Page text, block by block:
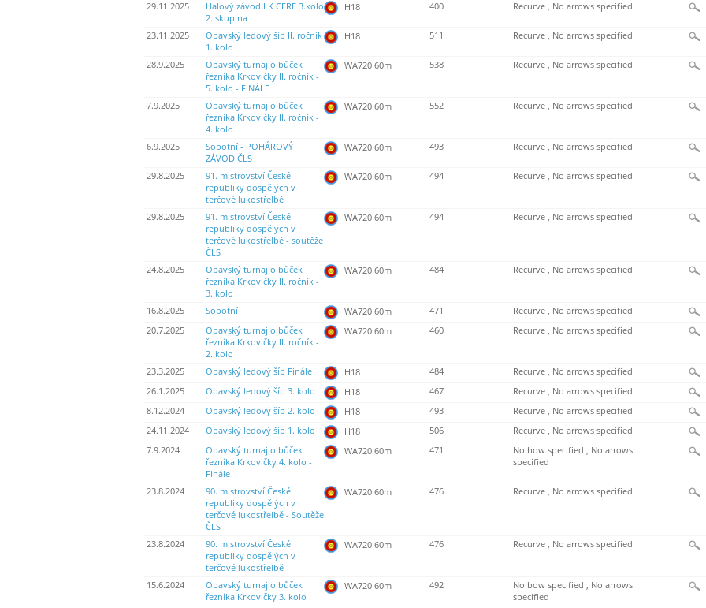
29.11.2025
Halový závod LK CERE 3.kolo
2. skupina
H18 400 Recurve , No arrows specified
23.11.2025
Opavský ledový šíp II. ročník
1. kolo
H18 511 Recurve , No arrows specified
28.9.2025
Opavský turnaj o bůček
řezníka Krkovičky II. ročník -
5. kolo - FINÁLE
WA720 60m 538 Recurve , No arrows specified
7.9.2025
Opavský turnaj o bůček
řezníka Krkovičky II. ročník -
4. kolo
WA720 60m 552 Recurve , No arrows specified
6.9.2025
Sobotní - POHÁROVÝ
ZÁVOD ČLS
WA720 60m 493 Recurve , No arrows specified
29.8.2025
91. mistrovství České
republiky dospělých v
terčové lukostřelbě
WA720 60m 494 Recurve , No arrows specified
29.8.2025
91. mistrovství České
republiky dospělých v
terčové lukostřelbě - soutěže
ČLS
WA720 60m 494 Recurve , No arrows specified
24.8.2025
Opavský turnaj o bůček
řezníka Krkovičky II. ročník -
3. kolo
WA720 60m 484 Recurve , No arrows specified
16.8.2025 Sobotní WA720 60m 471
Recurve , No arrows specified
20.7.2025
Opavský turnaj o bůček
řezníka Krkovičky II. ročník -
2. kolo
WA720 60m 460 Recurve , No arrows specified
23.3.2025 Opavský ledový šíp Finále H18 484
Recurve , No arrows specified
26.1.2025
Opavský ledový šíp 3. kolo H18 467
Recurve , No arrows specified
8.12.2024
Opavský ledový šíp 2. kolo H18 493
Recurve , No arrows specified
24.11.2024
Opavský ledový šíp 1. kolo H18 506
Recurve , No arrows specified
7.9.2024
Opavský turnaj o bůček
řezníka Krkovičky 4. kolo -
Finále
WA720 60m 471
No bow specified , No arrows
specified
23.8.2024
90. mistrovství České
republiky dospělých v
terčové lukostřelbě - Soutěže
ČLS
WA720 60m 476 Recurve , No arrows specified
23.8.2024
90. mistrovství České
republiky dospělých v
terčové lukostřelbě
WA720 60m 476 Recurve , No arrows specified
15.6.2024
Opavský turnaj o bůček
řezníka Krkovičky 3. kolo
WA720 60m 492
No bow specified , No arrows
specified